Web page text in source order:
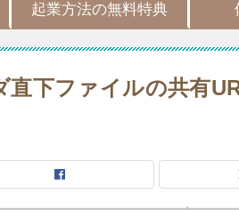
起業方法の無料特典
下ファイルの共有